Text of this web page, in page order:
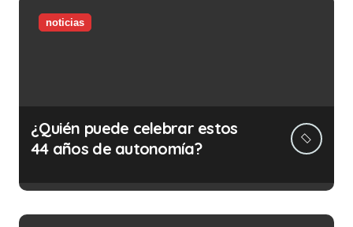
noticias
¿Quién puede celebrar estos
44 años de autonomía?